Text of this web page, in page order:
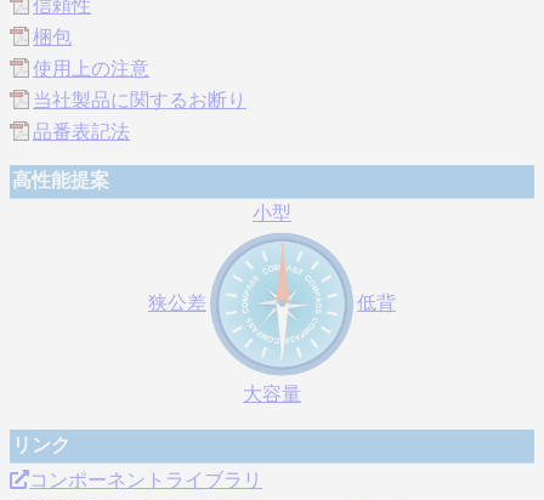
信頼性
梱包
使用上の注意
当社製品に関するお断り
品番表記法
高性能提案
小型
狭公差 低背
大容量
リンク
コンポーネントライブラリ